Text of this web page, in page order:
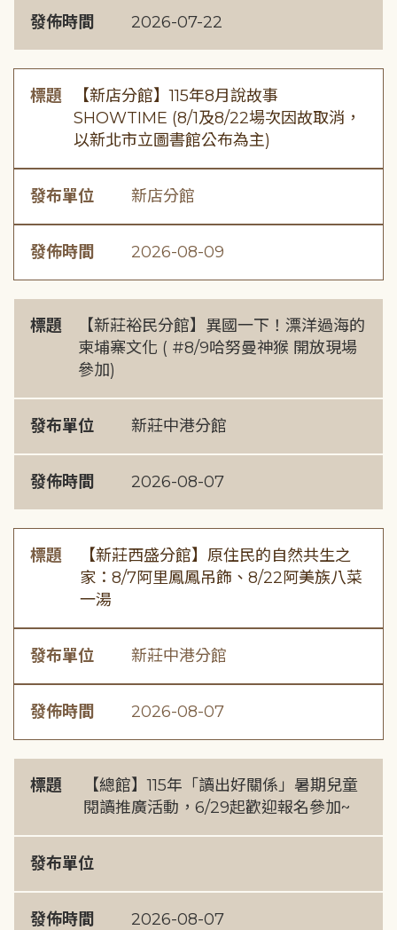
發佈時間 2026-07-22
標題
【新店分館】115年8月說故事
SHOWTIME (8/1及8/22場次因故取消，
以新北市立圖書館公布為主)
發布單位 新店分館
發佈時間 2026-08-09
標題
【新莊裕民分館】異國一下！漂洋過海的
柬埔寨文化 ( #8/9哈努曼神猴 開放現場
參加)
發布單位 新莊中港分館
發佈時間 2026-08-07
標題
【新莊西盛分館】原住民的自然共生之
家：8/7阿里鳳鳳吊飾、8/22阿美族八菜
一湯
發布單位 新莊中港分館
發佈時間 2026-08-07
標題
【總館】115年「讀出好關係」暑期兒童
閱讀推廣活動，6/29起歡迎報名參加~
發布單位
發佈時間 2026-08-07